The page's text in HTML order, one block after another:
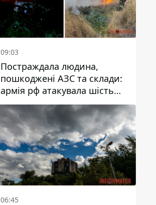
09:03
Постраждала людина,
пошкоджені АЗС та склади:
армія рф атакувала шість
районів Дніпропетровської
області
06:45